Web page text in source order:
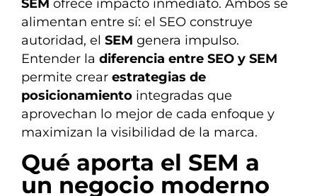
SEM ofrece impacto inmediato. Ambos se
alimentan entre sí: el SEO construye
autoridad, el SEM genera impulso.
Entender la diferencia entre SEO y SEM
permite crear estrategias de
posicionamiento integradas que
aprovechan lo mejor de cada enfoque y
maximizan la visibilidad de la marca.
Qué aporta el SEM a
un negocio moderno